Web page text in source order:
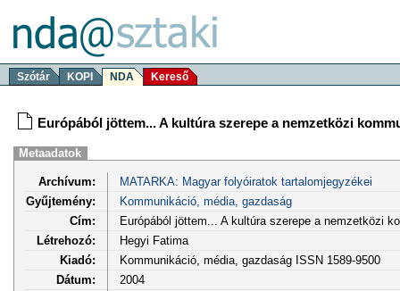
Szótár KOPI NDA Kereső
Európából jöttem... A kultúra szerepe a nemzetközi
Metaadatok
Archívum:
MATARKA: Magyar folyóiratok tartalomjegyzékei
Gyűjtemény:
Kommunikáció, média, gazdaság
Cím:
Európából jöttem... A kultúra szerepe a nemzetközi
Létrehozó:
Hegyi Fatima
Kiadó:
Kommunikáció, média, gazdaság ISSN 1589-9500
Dátum:
2004